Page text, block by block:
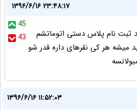
۱۳۹۶/۶/۱۶ ۲۳:۴۸:۱۷
45
43
ثبت نام پلاس دستی اتوماتشم
میشه هر کی نقرهای داره قدر شو
۱۳۹۶/۶/۱۶ ۱۱:۵۲:۰۳